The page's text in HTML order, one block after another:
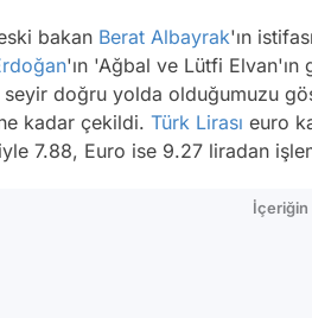
bakan Berat Albayrak'ın
'ın 'Ağbal ve Lütfi
seyir doğru yolda olduğumuzu
kadar çekildi. Türk Lirası euro
7.88, Euro ise 9.27 liradan
İçeriğin